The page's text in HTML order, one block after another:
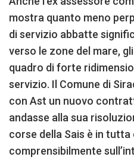
mostra quanto meno
di servizio abbatte
verso le zone del mare,
quadro di forte
servizio. Il Comune di
con Ast un nuovo
andasse alla sua
corse della Sais è in
comprensibilmente